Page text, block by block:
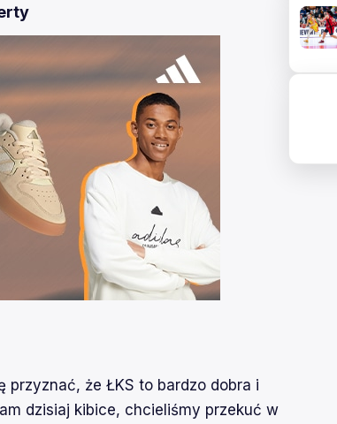
że ŁKS to bardzo dobra i
dzisiaj kibice, chcieliśmy przekuć w